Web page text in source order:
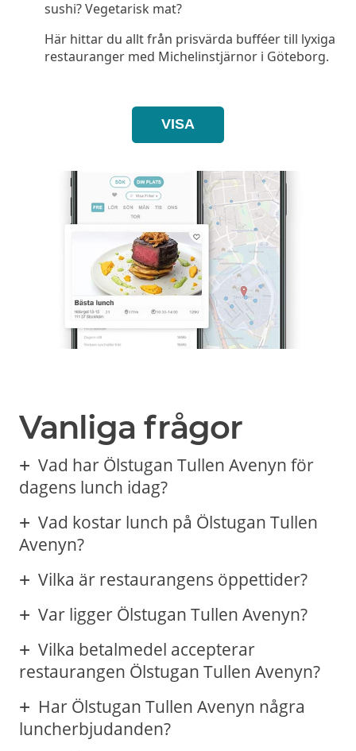
sushi? Vegetarisk mat?
Här hittar du allt från prisvärda bufféer till lyxiga
restauranger med Michelinstjärnor i Göteborg.
VISA
Vanliga frågor
Vad har Ölstugan Tullen Avenyn för
dagens lunch idag?
Vad kostar lunch på Ölstugan Tullen
Avenyn?
Vilka är restaurangens öppettider?
Var ligger Ölstugan Tullen Avenyn?
Vilka betalmedel accepterar
restaurangen Ölstugan Tullen Avenyn?
Har Ölstugan Tullen Avenyn några
luncherbjudanden?